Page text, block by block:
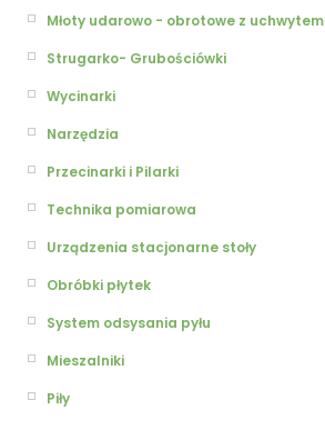
Młoty udarowo - obrotowe z uchwytem
Strugarko- Grubościówki
Wycinarki
Narzędzia
Przecinarki i Pilarki
Technika pomiarowa
Urządzenia stacjonarne stoły
Obróbki płytek
System odsysania pyłu
Mieszalniki
Piły